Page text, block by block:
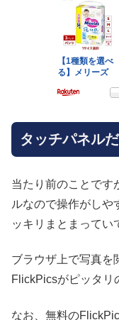
タッチパネル
当たり前のことです
ルなので操作がしや
ッキリまとまってい
ブラウザ上で写真を
FlickPicsがピッタリ
なお、無料の